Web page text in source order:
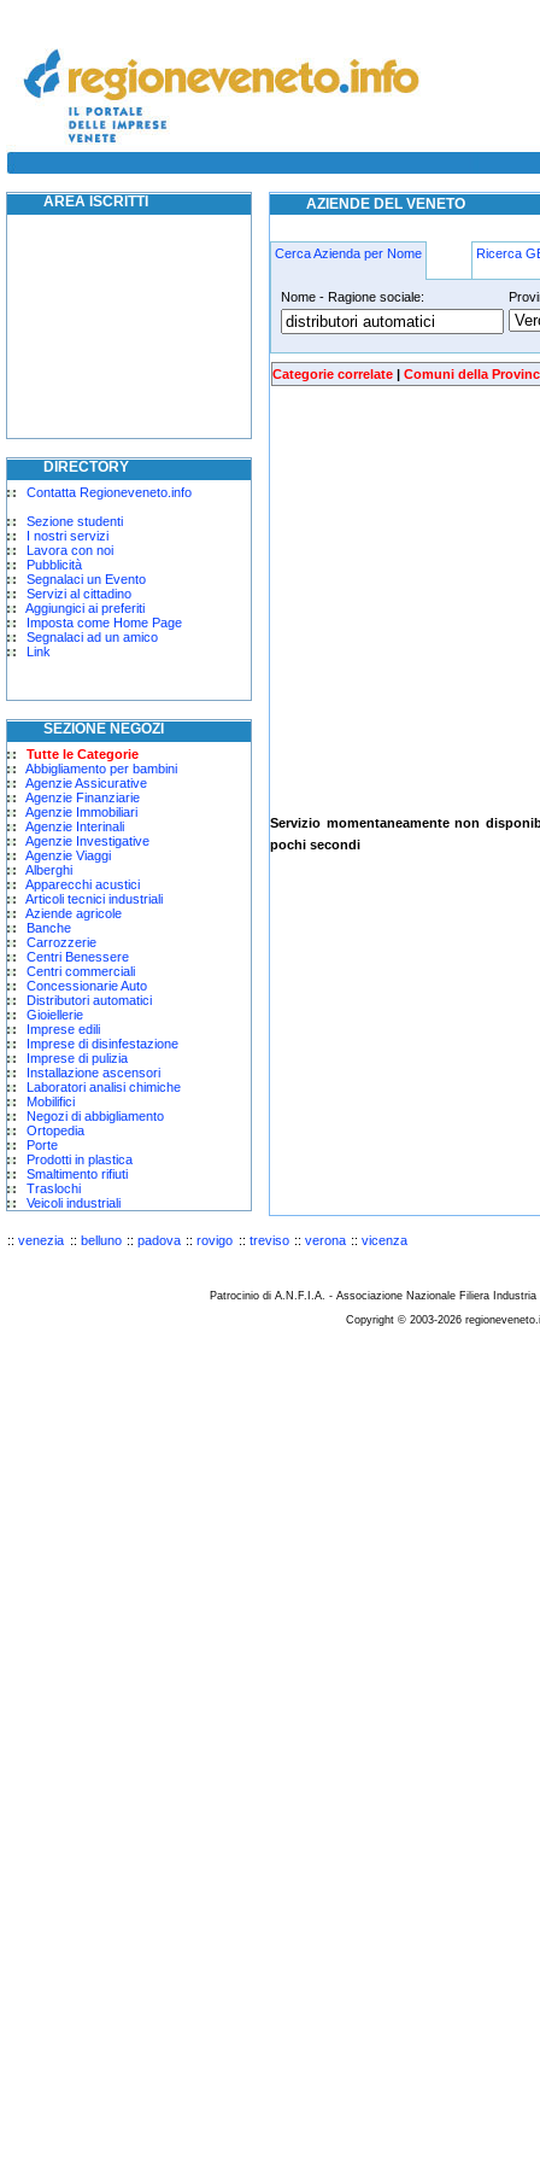
distributori-automatici laghi
AREA ISCRITTI
DIRECTORY
Contatta Regioneveneto.info
Sezione studenti
I nostri servizi
Lavora con noi
Pubblicità
Segnalaci un Evento
Servizi al cittadino
Aggiungici ai preferiti
Imposta come Home Page
Segnalaci ad un amico
Link
SEZIONE NEGOZI
Tutte le Categorie
Abbigliamento per bambini
Agenzie Assicurative
Agenzie Finanziarie
Agenzie Immobiliari
Agenzie Interinali
Agenzie Investigative
Agenzie Viaggi
Alberghi
Apparecchi acustici
Articoli tecnici industriali
Aziende agricole
Banche
Carrozzerie
Centri Benessere
Centri commerciali
Concessionarie Auto
Distributori automatici
Gioiellerie
Imprese edili
Imprese di disinfestazione
Imprese di pulizia
Installazione ascensori
Laboratori analisi chimiche
Mobilifici
Negozi di abbigliamento
Ortopedia
Porte
Prodotti in plastica
Smaltimento rifiuti
Traslochi
Veicoli industriali
AZIENDE DEL VENETO
Cerca Azienda per Nome Ricerca
Nome - Ragione sociale:
distributori-automatici laghi
Categorie correlate | Comuni della
Servizio momentaneamente non
pochi secondi
:: venezia :: belluno :: padova :: rovigo :: treviso :: verona :: vicenza
Patrocinio di A.N.F.I.A. - Associazione Nazionale Filiera
Copyright © 2003-2026